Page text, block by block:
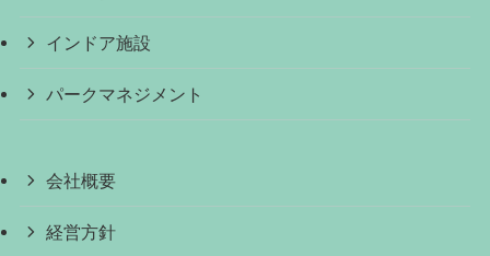
インドア施設
パークマネジメント
会社概要
経営方針